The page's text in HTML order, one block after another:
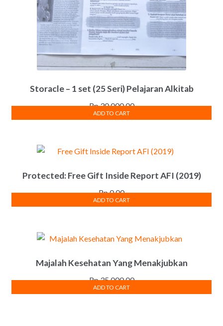
Storacle – 1 set (25 Seri) Pelajaran Alkitab
Rp30,000.00
ADD TO CART
Protected: Free Gift Inside Report AFI (2019)
Rp0.00
ADD TO CART
Majalah Kesehatan Yang Menakjubkan
Rp35,000.00
ADD TO CART